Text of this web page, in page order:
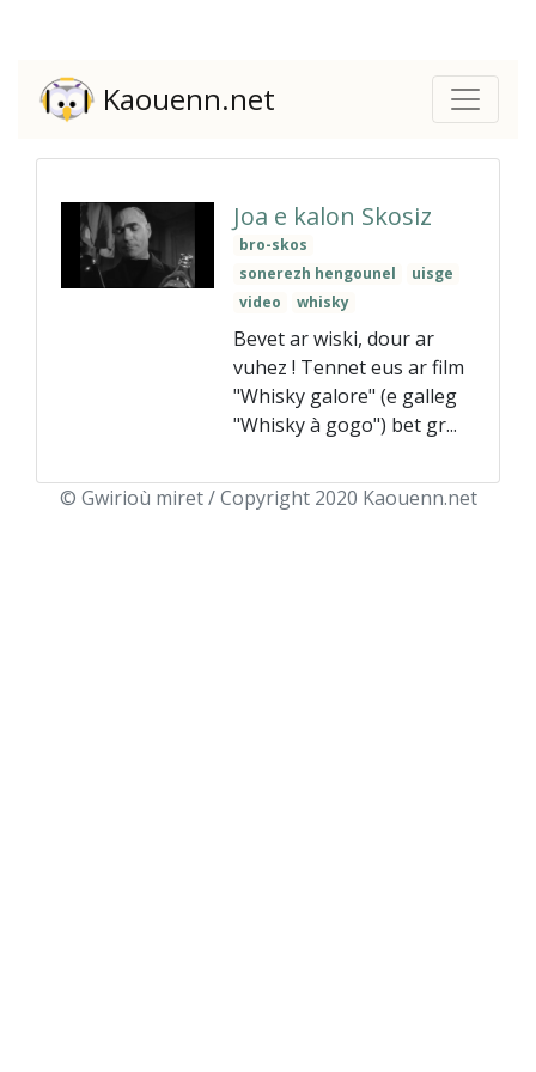
Kaouenn.net
Joa e kalon Skosiz
bro-skos
sonerezh hengounel
uisge
video
whisky
Bevet ar wiski, dour ar
vuhez ! Tennet eus ar film
"Whisky galore" (e galleg
"Whisky à gogo") bet gr...
© Gwirioù miret / Copyright 2020 Kaouenn.net